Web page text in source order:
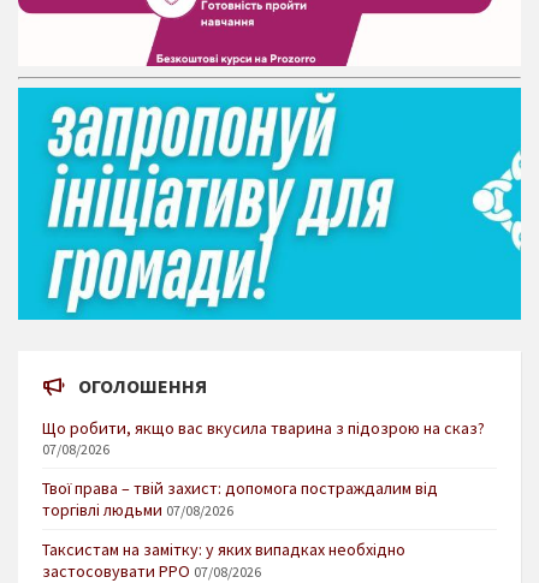
ОГОЛОШЕННЯ
Що робити, якщо вас вкусила тварина з підозрою на сказ?
07/08/2026
Твої права – твій захист: допомога постраждалим від
торгівлі людьми 07/08/2026
Таксистам на замітку: у яких випадках необхідно
застосовувати РРО 07/08/2026